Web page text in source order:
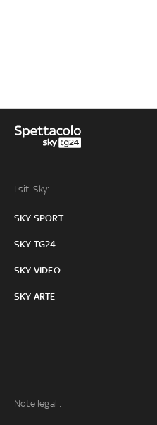
I siti Sky:
SKY SPORT
SKY TG24
SKY VIDEO
SKY ARTE
Note legali: